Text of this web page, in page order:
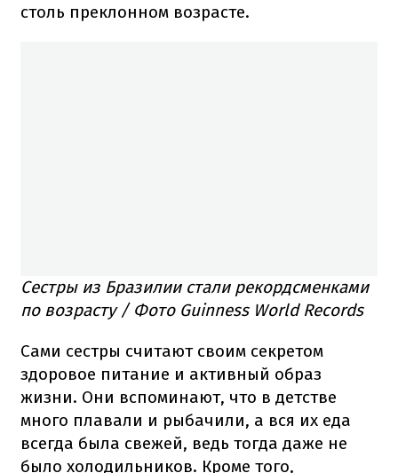
столь преклонном возрасте.
Сестры из Бразилии стали рекордсменками
по возрасту / Фото Guinness World Records
Сами сестры считают своим секретом
здоровое питание и активный образ
жизни. Они вспоминают, что в детстве
много плавали и рыбачили, а вся их еда
всегда была свежей, ведь тогда даже не
было холодильников. Кроме того,